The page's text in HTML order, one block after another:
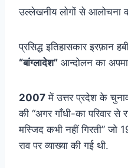
उल्लेखनीय लोगों से आलोचना
प्रसिद्ध इतिहासकार इरफ़ान
“बांग्लादेश” आन्दोलन का
2007 में उत्तर प्रदेश के
की “अगर गाँधी-का परिवार से
मस्जिद कभी नहीं गिरती” जो
राव पर व्याख्या की गई थी.